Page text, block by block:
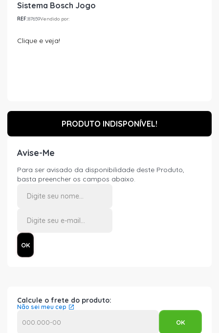
Sistema Bosch Jogo
REF:87659Vendido por:
Clique e veja!
PRODUTO INDISPONÍVEL!
Avise-Me
Para ser avisado da disponibilidade deste Produto,
basta preencher os campos abaixo.
Calcule o frete do produto:
Não sei meu cep